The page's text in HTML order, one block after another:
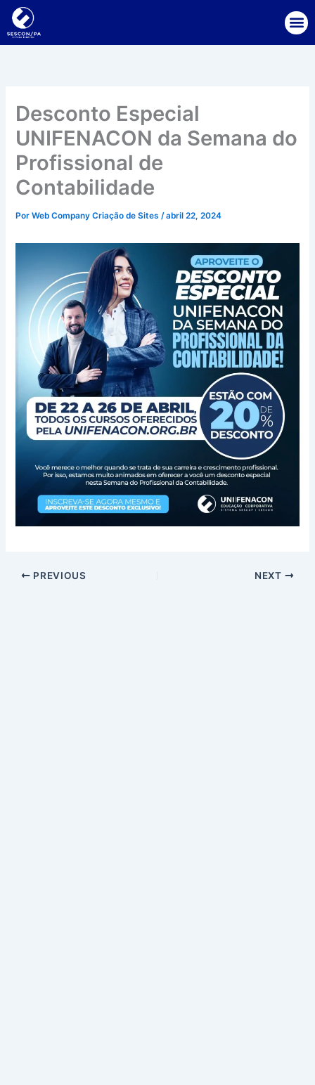
para
Desconto Especial
UNIFENACON da Semana do
Profissional de
Contabilidade
PorWeb Company Criação de Sites/abril 22, 2024
PREVIOUS NEXT